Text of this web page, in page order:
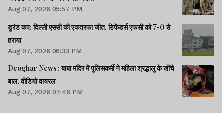
Aug 07, 2026 05:57 PM
डुरंड कप: दिल्ली एससी की एकतरफा जीत, डिफेंडर्स एफसी को 7-0 से
हराया
Aug 07, 2026 06:33 PM
Deoghar News : बाबा मंदिर में पुलिसकर्मी ने महिला श्रद्धालु के खींचे
बाल, वीडियो वायरल
Aug 07, 2026 07:46 PM